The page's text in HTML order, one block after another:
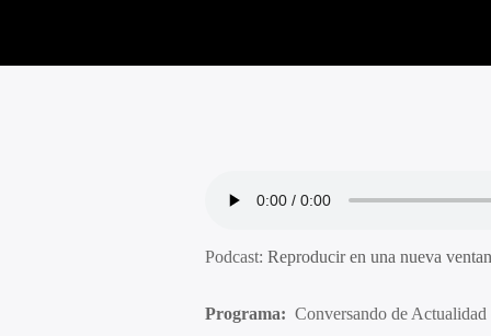
Podcast: Reproducir en una nueva
Programa: Conversando de